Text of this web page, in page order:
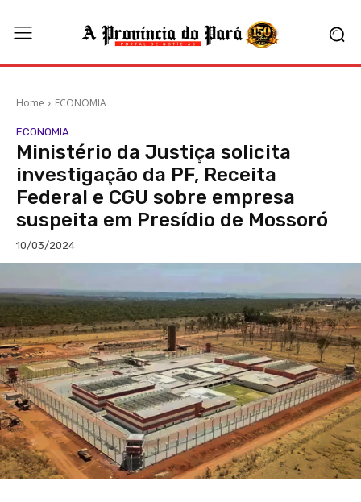
Home ECONOMIA
ECONOMIA
Ministério da Justiça solicita
investigação da PF, Receita
Federal e CGU sobre empresa
suspeita em Presídio de Mossoró
10/03/2024